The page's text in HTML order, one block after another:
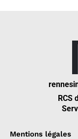
RCS
Mentions légales